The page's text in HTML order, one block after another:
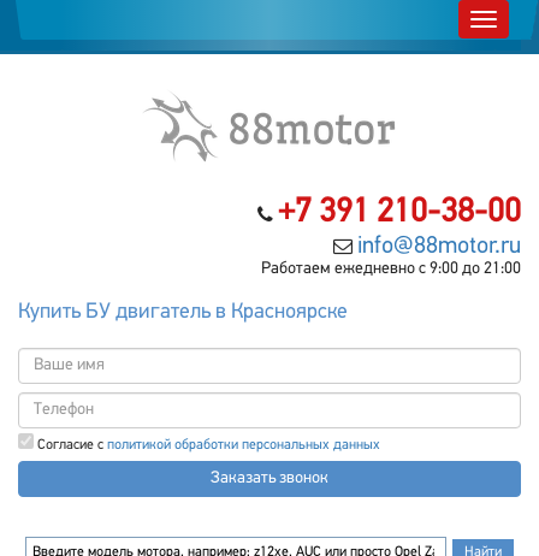
+7 391 210-38-00
info@88motor.ru
Работаем ежедневно с 9:00 до 21:00
Купить БУ двигатель в Красноярске
Согласие с политикой обработки персональных данных
Заказать звонок